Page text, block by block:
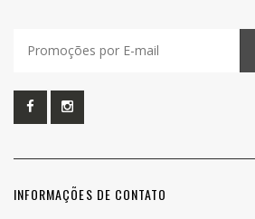
INFORMAÇÕES DE CONTATO